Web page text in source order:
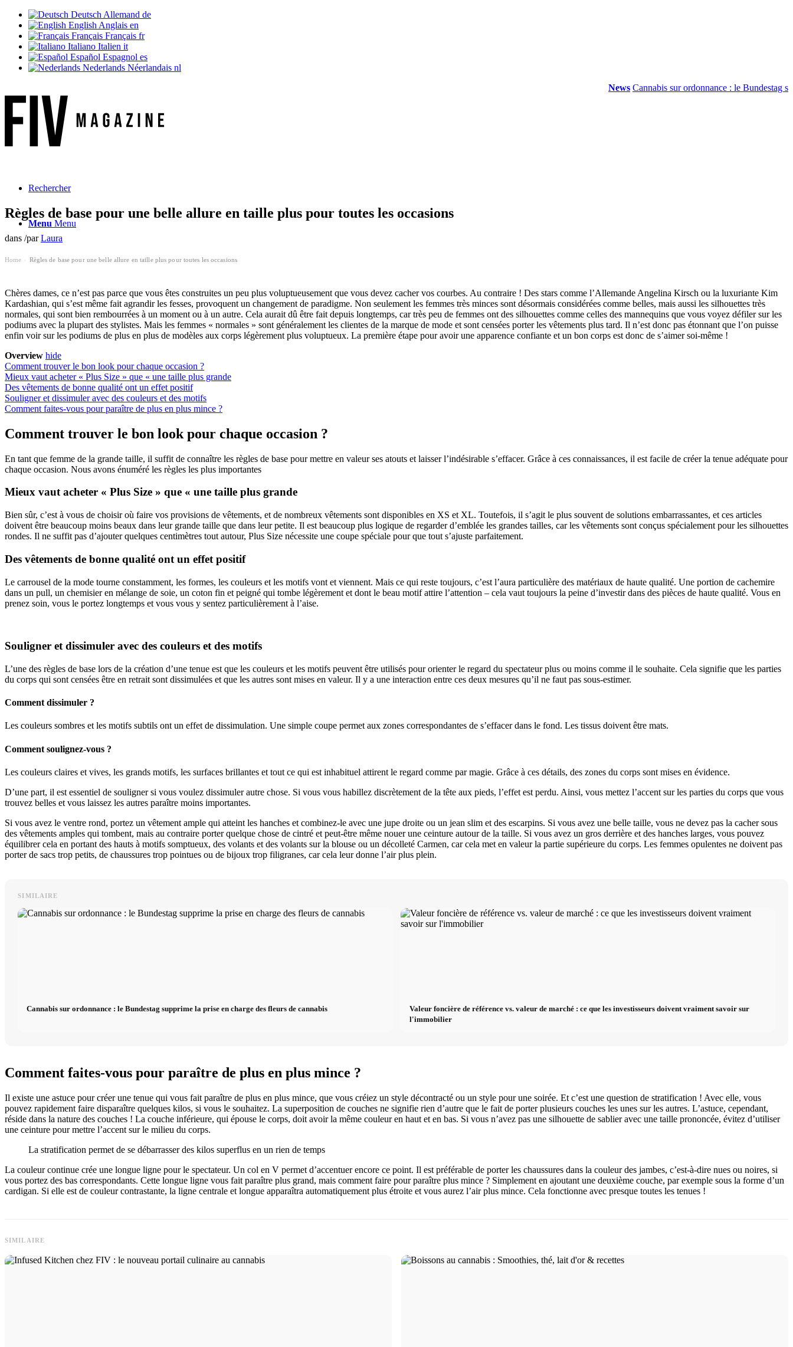
Deutsch Allemand de
English Anglais en
Français Français fr
Italiano Italien it
Español Espagnol es
Nederlands Néerlandais nl
News Cannabis sur ordonnance : le Bundestag
Rechercher
Menu Menu
Règles de base pour une belle allure en taille plus pour toutes les occasions
dans /parLaura
Home Règles de base pour une belle allure en taille plus pour toutes les occasions
Chères dames, ce n’est pas parce que vous êtes construites un peu plus voluptueusement que vous devez cacher vos courbes. Au contraire ! Des stars comme l’Allemande Angelina Kirsch ou la luxuriante Kim
Kardashian, qui s’est même fait agrandir les fesses, provoquent un changement de paradigme. Non seulement les femmes très minces sont désormais considérées comme belles, mais aussi les silhouettes très
normales, qui sont bien rembourrées à un moment ou à un autre. Cela aurait dû être fait depuis longtemps, car très peu de femmes ont des silhouettes comme celles des mannequins que vous voyez défiler sur les
podiums avec la plupart des stylistes. Mais les femmes « normales » sont généralement les clientes de la marque de mode et sont censées porter les vêtements plus tard. Il n’est donc pas étonnant que l’on puisse
enfin voir sur les podiums de plus en plus de modèles aux corps légèrement plus voluptueux. La première étape pour avoir une apparence confiante et un bon corps est donc de s’aimer soi-même !
Overview hide
Comment trouver le bon look pour chaque occasion ?
Mieux vaut acheter « Plus Size » que « une taille plus grande
Des vêtements de bonne qualité ont un effet positif
Souligner et dissimuler avec des couleurs et des motifs
Comment faites-vous pour paraître de plus en plus mince ?
Comment trouver le bon look pour chaque occasion ?
En tant que femme de la grande taille, il suffit de connaître les règles de base pour mettre en valeur ses atouts et laisser l’indésirable s’effacer. Grâce à ces connaissances, il est facile de créer la tenue adéquate pour
chaque occasion. Nous avons énuméré les règles les plus importantes
Mieux vaut acheter « Plus Size » que « une taille plus grande
Bien sûr, c’est à vous de choisir où faire vos provisions de vêtements, et de nombreux vêtements sont disponibles en XS et XL. Toutefois, il s’agit le plus souvent de solutions embarrassantes, et ces articles
doivent être beaucoup moins beaux dans leur grande taille que dans leur petite. Il est beaucoup plus logique de regarder d’emblée les grandes tailles, car les vêtements sont conçus spécialement pour les silhouettes
rondes. Il ne suffit pas d’ajouter quelques centimètres tout autour, Plus Size nécessite une coupe spéciale pour que tout s’ajuste parfaitement.
Des vêtements de bonne qualité ont un effet positif
Le carrousel de la mode tourne constamment, les formes, les couleurs et les motifs vont et viennent. Mais ce qui reste toujours, c’est l’aura particulière des matériaux de haute qualité. Une portion de cachemire
dans un pull, un chemisier en mélange de soie, un coton fin et peigné qui tombe légèrement et dont le beau motif attire l’attention – cela vaut toujours la peine d’investir dans des pièces de haute qualité. Vous en
prenez soin, vous le portez longtemps et vous vous y sentez particulièrement à l’aise.
Souligner et dissimuler avec des couleurs et des motifs
L’une des règles de base lors de la création d’une tenue est que les couleurs et les motifs peuvent être utilisés pour orienter le regard du spectateur plus ou moins comme il le souhaite. Cela signifie que les parties
du corps qui sont censées être en retrait sont dissimulées et que les autres sont mises en valeur. Il y a une interaction entre ces deux mesures qu’il ne faut pas sous-estimer.
Comment dissimuler ?
Les couleurs sombres et les motifs subtils ont un effet de dissimulation. Une simple coupe permet aux zones correspondantes de s’effacer dans le fond. Les tissus doivent être mats.
Comment soulignez-vous ?
Les couleurs claires et vives, les grands motifs, les surfaces brillantes et tout ce qui est inhabituel attirent le regard comme par magie. Grâce à ces détails, des zones du corps sont mises en évidence.
D’une part, il est essentiel de souligner si vous voulez dissimuler autre chose. Si vous vous habillez discrètement de la tête aux pieds, l’effet est perdu. Ainsi, vous mettez l’accent sur les parties du corps que vous
trouvez belles et vous laissez les autres paraître moins importantes.
Si vous avez le ventre rond, portez un vêtement ample qui atteint les hanches et combinez-le avec une jupe droite ou un jean slim et des escarpins. Si vous avez une belle taille, vous ne devez pas la cacher sous
des vêtements amples qui tombent, mais au contraire porter quelque chose de cintré et peut-être même nouer une ceinture autour de la taille. Si vous avez un gros derrière et des hanches larges, vous pouvez
équilibrer cela en portant des hauts à motifs somptueux, des volants et des volants sur la blouse ou un décolleté Carmen, car cela met en valeur la partie supérieure du corps. Les femmes opulentes ne doivent pas
porter de sacs trop petits, de chaussures trop pointues ou de bijoux trop filigranes, car cela leur donne l’air plus plein.
SIMILAIRE
Cannabis sur ordonnance : le Bundestag supprime la prise en charge des fleurs de cannabis
Valeur foncière de référence vs. valeur de marché : ce que les investisseurs doivent vraiment savoir sur
l'immobilier
Comment faites-vous pour paraître de plus en plus mince ?
Il existe une astuce pour créer une tenue qui vous fait paraître de plus en plus mince, que vous créiez un style décontracté ou un style pour une soirée. Et c’est une question de stratification ! Avec elle, vous
pouvez rapidement faire disparaître quelques kilos, si vous le souhaitez. La superposition de couches ne signifie rien d’autre que le fait de porter plusieurs couches les unes sur les autres. L’astuce, cependant,
réside dans la nature des couches ! La couche inférieure, qui épouse le corps, doit avoir la même couleur en haut et en bas. Si vous n’avez pas une silhouette de sablier avec une taille prononcée, évitez d’utiliser
une ceinture pour mettre l’accent sur le milieu du corps.
La stratification permet de se débarrasser des kilos superflus en un rien de temps
La couleur continue crée une longue ligne pour le spectateur. Un col en V permet d’accentuer encore ce point. Il est préférable de porter les chaussures dans la couleur des jambes, c’est-à-dire nues ou noires, si
vous portez des bas correspondants. Cette longue ligne vous fait paraître plus grand, mais comment faire pour paraître plus mince ? Simplement en ajoutant une deuxième couche, par exemple sous la forme d’un
cardigan. Si elle est de couleur contrastante, la ligne centrale et longue apparaîtra automatiquement plus étroite et vous aurez l’air plus mince. Cela fonctionne avec presque toutes les tenues !
SIMILAIRE